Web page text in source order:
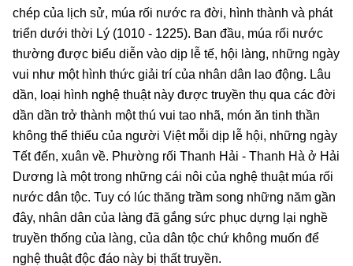
chép của lịch sử, múa rối nước ra đời, hình thành và phát
triển dưới thời Lý (1010 - 1225). Ban đầu, múa rối nước
thường được biểu diễn vào dịp lễ tế, hội làng, những ngày
vui như một hình thức giải trí của nhân dân lao động. Lâu
dần, loại hình nghệ thuật này được truyền thụ qua các đời
dần dần trở thành một thú vui tao nhã, món ăn tinh thần
không thể thiếu của người Việt mỗi dịp lễ hội, những ngày
Tết đến, xuân về. Phường rối Thanh Hải - Thanh Hà ở Hải
Dương là một trong những cái nôi của nghệ thuật múa rối
nước dân tộc. Tuy có lúc thăng trầm song những năm gần
đây, nhân dân của làng đã gắng sức phục dựng lại nghề
truyền thống của làng, của dân tộc chứ không muốn để
nghệ thuật độc đáo này bị thất truyền.